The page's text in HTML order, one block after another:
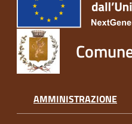
AMMINISTRAZIONE